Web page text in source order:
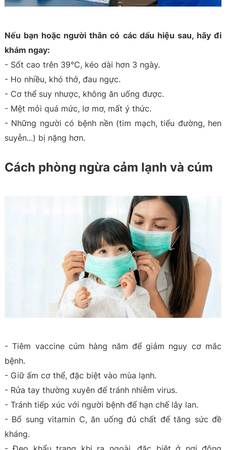
Nếu bạn hoặc người thân có các dấu hiệu sau, hãy đi
khám ngay:
- Sốt cao trên 39°C, kéo dài hơn 3 ngày.
- Ho nhiều, khó thở, đau ngực.
- Cơ thể suy nhược, không ăn uống được.
- Mệt mỏi quá mức, lơ mơ, mất ý thức.
- Những người có bệnh nền (tim mạch, tiểu đường, hen
suyễn...) bị nặng hơn.
Cách phòng ngừa cảm lạnh và cúm
- Tiêm vaccine cúm hàng năm để giảm nguy cơ mắc
bệnh.
- Giữ ấm cơ thể, đặc biệt vào mùa lạnh.
- Rửa tay thường xuyên để tránh nhiễm virus.
- Tránh tiếp xúc với người bệnh để hạn chế lây lan.
- Bổ sung vitamin C, ăn uống đủ chất để tăng sức đề
kháng.